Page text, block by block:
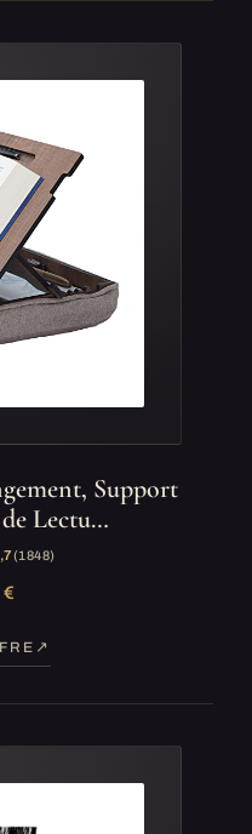
Support
Lectu…
(1 848)